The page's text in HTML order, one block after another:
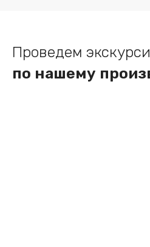
Проведем
по нашему